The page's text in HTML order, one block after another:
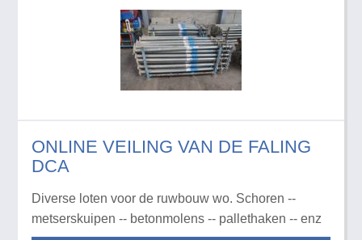
ONLINE VEILING VAN DE FALING
DCA
Diverse loten voor de ruwbouw wo. Schoren --
metserskuipen -- betonmolens -- pallethaken -- enz